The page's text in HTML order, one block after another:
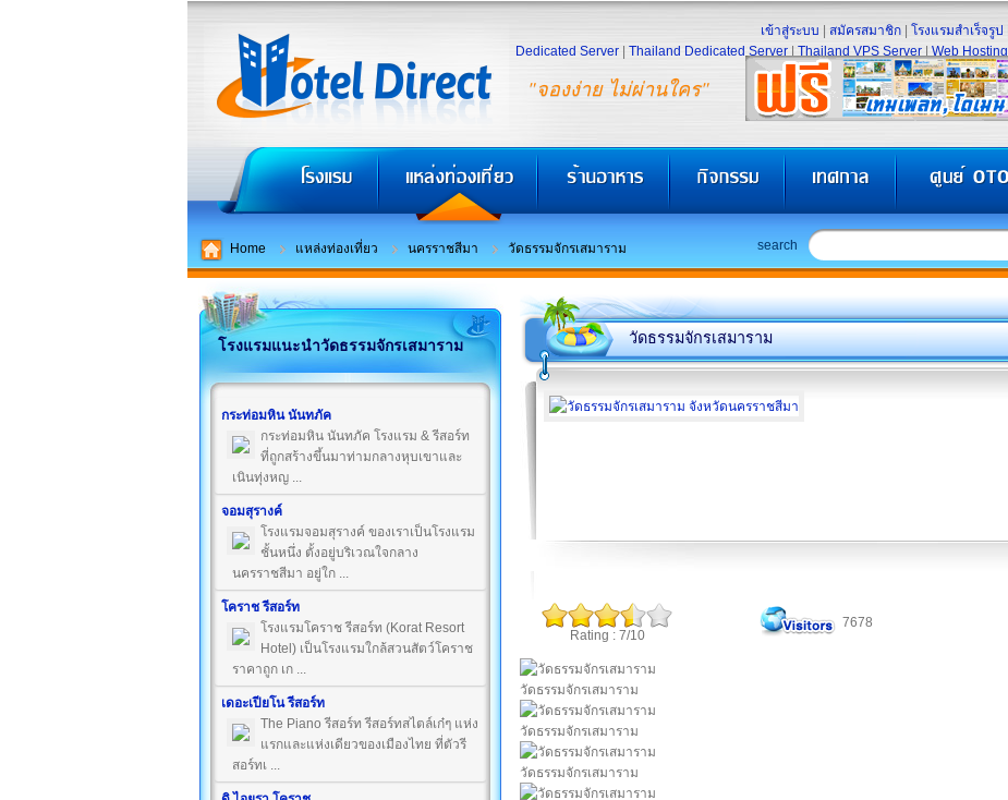
"จองง่าย ไม่ผ่านใคร"
เข้าสู่ระบบ สมัครสมาชิก โรงแรมสำเร็จรูป
Dedicated Server
Thailand Dedicated Server Thailand VPS Server Web Hosting
Home แหล่งท่องเที่ยว นครราชสีมา วัดธรรมจักรเสมาราม search
โรงแรมแนะนำวัดธรรมจักรเสมาราม
กระท่อมหิน นันทภัค
กระท่อมหิน นันทภัค โรงแรม & รีสอร์ท
ที่ถูกสร้างขึ้นมาท่ามกลางหุบเขาและ
เนินทุ่งหญ ...
จอมสุรางค์
โรงแรมจอมสุรางค์ ของเราเป็นโรงแรม
ชั้นหนึ่ง ตั้งอยู่บริเวณใจกลาง
นครราชสีมา อยู่ใก ...
โคราช รีสอร์ท
โรงแรมโคราช รีสอร์ท (Korat Resort
Hotel) เป็นโรงแรมใกล้สวนสัตว์โคราช
ราคาถูก เก ...
เดอะเปียโน รีสอร์ท
The Piano รีสอร์ท รีสอร์ทสไตล์เก๋ๆ แห่ง
แรกและแห่งเดียวของเมืองไทย ที่ตัวรี
สอร์ทเ ...
วัดธรรมจักรเสมาราม
Rating : 7/10
7678
วัดธรรมจักรเสมาราม
วัดธรรมจักรเสมาราม
วัดธรรมจักรเสมาราม